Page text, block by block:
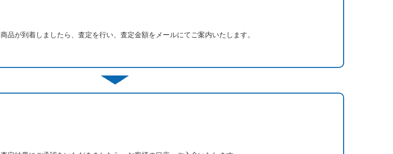
商品が到着しましたら、査定を行い、査定金額をメールにてご案内いたします。